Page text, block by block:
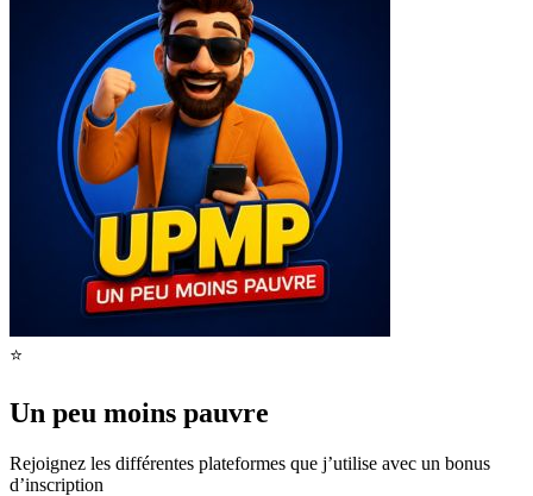
⭐️
Un peu moins pauvre
Rejoignez les différentes plateformes que j’utilise avec un bonus
d’inscription